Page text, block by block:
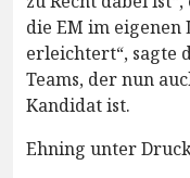
die EM im eigenen
erleichtert“, sagte
Teams, der nun
Kandidat ist.
Ehning unter